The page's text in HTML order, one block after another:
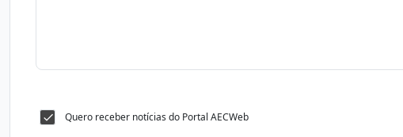
Quero receber notícias do Portal AECWeb